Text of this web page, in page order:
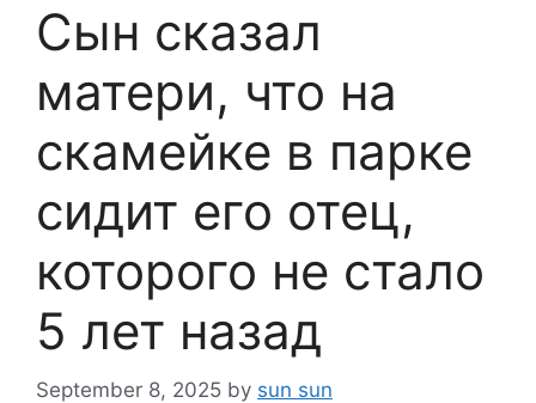
Сын сказал
матери, что на
скамейке в парке
сидит его отец,
которого не стало
5 лет назад
September 8, 2025 by sun sun